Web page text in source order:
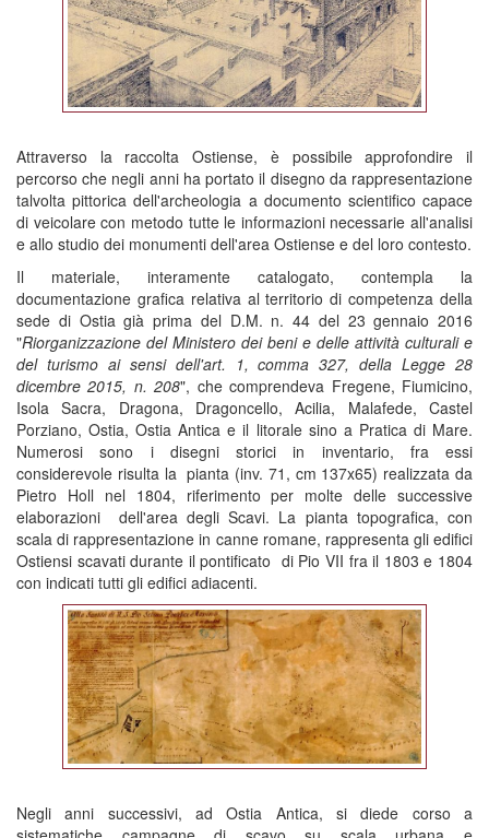
Attraverso la raccolta Ostiense, è possibile approfondire il
percorso che negli anni ha portato il disegno da rappresentazione
talvolta pittorica dell'archeologia a documento scientifico capace
di veicolare con metodo tutte le informazioni necessarie all'analisi
e allo studio dei monumenti dell'area Ostiense e del loro contesto.
Il materiale, interamente catalogato, contempla la
documentazione grafica relativa al territorio di competenza della
sede di Ostia già prima del D.M. n. 44 del 23 gennaio 2016
"Riorganizzazione del Ministero dei beni e delle attività culturali e
del turismo ai sensi dell'art. 1, comma 327, della Legge 28
dicembre 2015, n. 208", che comprendeva Fregene, Fiumicino,
Isola Sacra, Dragona, Dragoncello, Acilia, Malafede, Castel
Porziano, Ostia, Ostia Antica e il litorale sino a Pratica di Mare.
Numerosi sono i disegni storici in inventario, fra essi
considerevole risulta la pianta (inv. 71, cm 137x65) realizzata da
Pietro Holl nel 1804, riferimento per molte delle successive
elaborazioni dell'area degli Scavi. La pianta topografica, con
scala di rappresentazione in canne romane, rappresenta gli edifici
Ostiensi scavati durante il pontificato di Pio VII fra il 1803 e 1804
con indicati tutti gli edifici adiacenti.
Negli anni successivi, ad Ostia Antica, si diede corso a